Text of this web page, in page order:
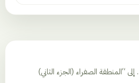
“المنطقة الصفراء (الجزء الثاني)